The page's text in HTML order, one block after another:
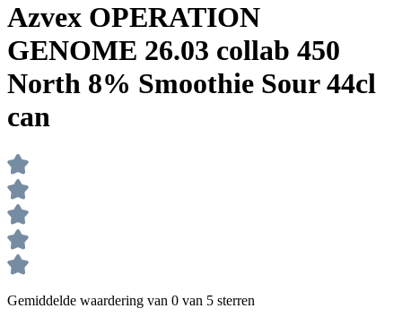
Azvex OPERATION
GENOME 26.03 collab 450
North 8% Smoothie Sour 44cl
can
Gemiddelde waardering van 0 van 5 sterren